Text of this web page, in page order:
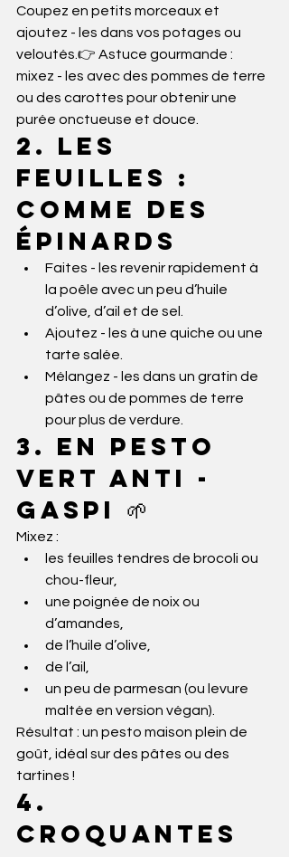
Coupez en petits morceaux et
ajoutez - les dans vos potages ou
veloutés.👉 Astuce gourmande :
mixez - les avec des pommes de terre
ou des carottes pour obtenir une
purée onctueuse et douce.
2. Les
feuilles :
comme des
épinards
Faites - les revenir rapidement à
la poêle avec un peu d’huile
d’olive, d’ail et de sel.
Ajoutez - les à une quiche ou une
tarte salée.
Mélangez - les dans un gratin de
pâtes ou de pommes de terre
pour plus de verdure.
3. En pesto
vert anti -
gaspi 🌱
Mixez :
les feuilles tendres de brocoli ou
chou-fleur,
une poignée de noix ou
d’amandes,
de l’huile d’olive,
de l’ail,
un peu de parmesan (ou levure
maltée en version végan).
Résultat : un pesto maison plein de
goût, idéal sur des pâtes ou des
tartines !
4.
Croquantes